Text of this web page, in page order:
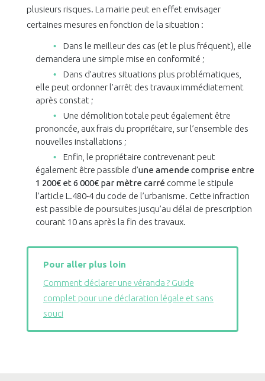
plusieurs risques. La mairie peut en effet envisager
certaines mesures en fonction de la situation :
Dans le meilleur des cas (et le plus fréquent), elle
demandera une simple mise en conformité ;
Dans d’autres situations plus problématiques,
elle peut ordonner l’arrêt des travaux immédiatement
après constat ;
Une démolition totale peut également être
prononcée, aux frais du propriétaire, sur l’ensemble des
nouvelles installations ;
Enfin, le propriétaire contrevenant peut
également être passible d’une amende comprise entre
1 200€ et 6 000€ par mètre carré comme le stipule
l’article L.480-4 du code de l’urbanisme. Cette infraction
est passible de poursuites jusqu’au délai de prescription
courant 10 ans après la fin des travaux.
Pour aller plus loin
Comment déclarer une véranda ? Guide
complet pour une déclaration légale et sans
souci